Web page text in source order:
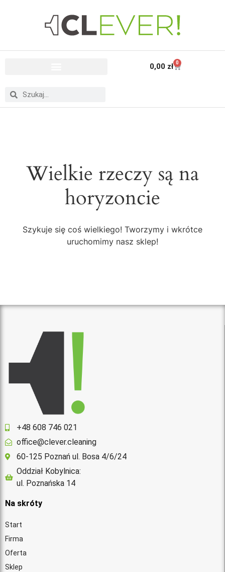
0,00 zł 0
Wielkie rzeczy są na
horyzoncie
Szykuje się coś wielkiego! Tworzymy i wkrótce
uruchomimy nasz sklep!
+48 608 746 021
office@clever.cleaning
60-125 Poznań ul. Bosa 4/6/24
Oddział Kobylnica:
ul. Poznańska 14
Na skróty
Start
Firma
Oferta
Sklep